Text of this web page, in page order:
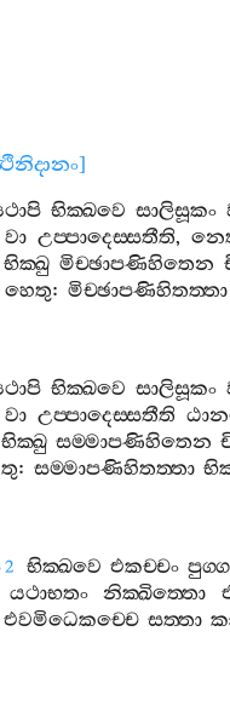
]
භික‍්ඛවෙ සාලිසූකං
වා උප‍්පාදෙස‍්සතීති,
භික‍්ඛු මිච‍්ඡාපණිහිතෙන
හෙතු: මිච‍්ඡාපණිහිතත‍්තා
භික‍්ඛවෙ සාලිසූකං
වා උප‍්පාදෙස‍්සතීති
භික‍්ඛු සම‍්මාපණිහිතෙන
: සම‍්මාපණිහිතත‍්තා
2 භික‍්ඛවෙ එකච‍්චං
යථාභතං නික‍්ඛිත‍්තො
එවමිධෙකච‍්චෙ සත‍්තා